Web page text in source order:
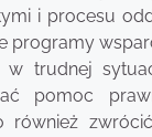
i procesu
programy
w trudnej
pomoc
również